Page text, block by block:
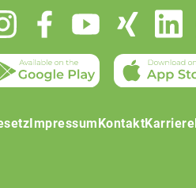
Impressum KontaktKarriere